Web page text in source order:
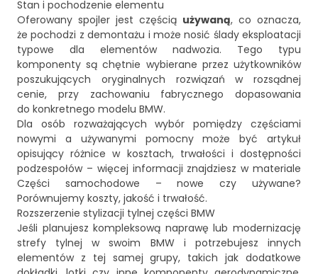
Stan i pochodzenie elementu
Oferowany spojler jest częścią używaną, co oznacza,
że pochodzi z demontażu i może nosić ślady eksploatacji
typowe dla elementów nadwozia. Tego typu
komponenty są chętnie wybierane przez użytkowników
poszukujących oryginalnych rozwiązań w rozsądnej
cenie, przy zachowaniu fabrycznego dopasowania
do konkretnego modelu BMW.
Dla osób rozważających wybór pomiędzy częściami
nowymi a używanymi pomocny może być artykuł
opisujący różnice w kosztach, trwałości i dostępności
podzespołów – więcej informacji znajdziesz w materiale
Części samochodowe – nowe czy używane?
Porównujemy koszty, jakość i trwałość.
Rozszerzenie stylizacji tylnej części BMW
Jeśli planujesz kompleksową naprawę lub modernizację
strefy tylnej w swoim BMW i potrzebujesz innych
elementów z tej samej grupy, takich jak dodatkowe